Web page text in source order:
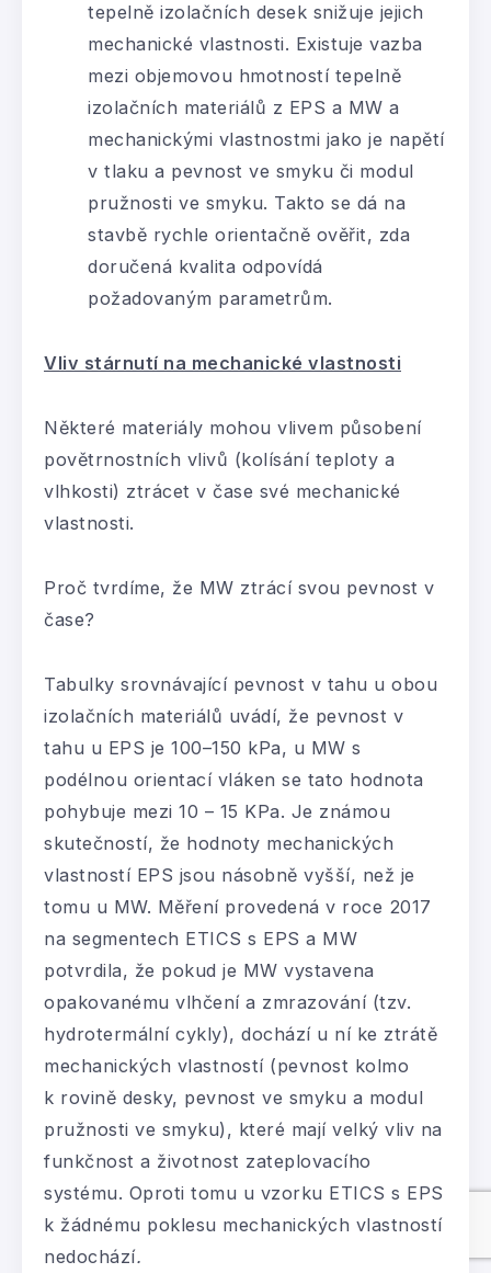
tepelně izolačních desek snižuje jejich
mechanické vlastnosti. Existuje vazba
mezi objemovou hmotností tepelně
izolačních materiálů z EPS a MW a
mechanickými vlastnostmi jako je napětí
v tlaku a pevnost ve smyku či modul
pružnosti ve smyku. Takto se dá na
stavbě rychle orientačně ověřit, zda
doručená kvalita odpovídá
požadovaným parametrům.
Vliv stárnutí na mechanické vlastnosti
Některé materiály mohou vlivem působení
povětrnostních vlivů (kolísání teploty a
vlhkosti) ztrácet v čase své mechanické
vlastnosti.
Proč tvrdíme, že MW ztrácí svou pevnost v
čase?
Tabulky srovnávající pevnost v tahu u obou
izolačních materiálů uvádí, že pevnost v
tahu u EPS je 100–150 kPa, u MW s
podélnou orientací vláken se tato hodnota
pohybuje mezi 10 – 15 KPa. Je známou
skutečností, že hodnoty mechanických
vlastností EPS jsou násobně vyšší, než je
tomu u MW. Měření provedená v roce 2017
na segmentech ETICS s EPS a MW
potvrdila, že pokud je MW vystavena
opakovanému vlhčení a zmrazování (tzv.
hydrotermální cykly), dochází u ní ke ztrátě
mechanických vlastností (pevnost kolmo
k rovině desky, pevnost ve smyku a modul
pružnosti ve smyku), které mají velký vliv na
funkčnost a životnost zateplovacího
systému. Oproti tomu u vzorku ETICS s EPS
k žádnému poklesu mechanických vlastností
nedochází.